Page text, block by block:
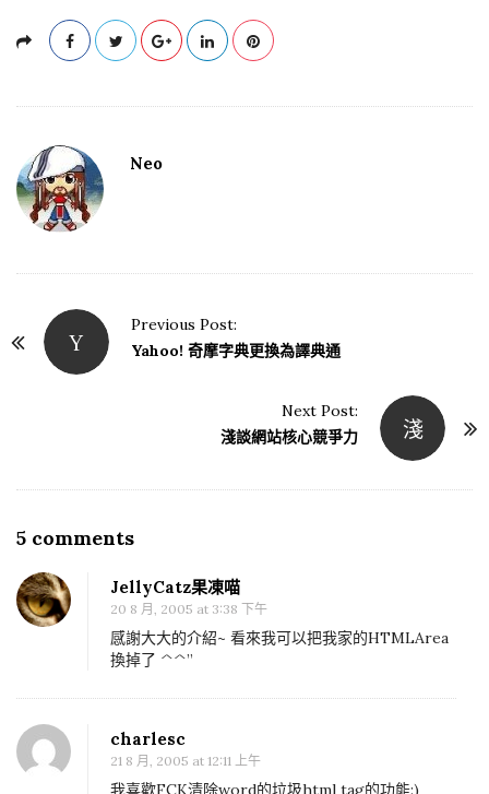
Neo
P
Y
Previous Post:
Yahoo! 奇摩字典更換為譯典通
淺
Next Post:
淺談網站核心競爭力
5 comments
W
Y
S
Y
G
JellyCatz果凍喵
20 8 月, 2005 at 3:38 下午
感謝大大的介紹~ 看來我可以把我家的HTMLArea
換掉了 ^^”
charlesc
21 8 月, 2005 at 12:11 上午
我喜歡FCK清除word的垃圾html tag的功能:)